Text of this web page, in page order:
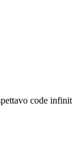
code